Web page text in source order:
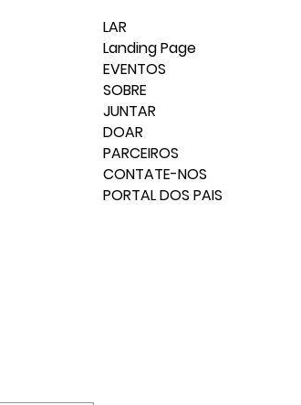
LAR
Landing Page
EVENTOS
SOBRE
JUNTAR
DOAR
PARCEIROS
CONTATE-NOS
PORTAL DOS PAIS